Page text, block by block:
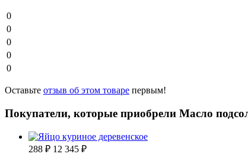
0
0
0
0
0
Оставьте отзыв об этом товаре первым!
Покупатели, которые приобрели Масло
288 ₽ 12 345 ₽